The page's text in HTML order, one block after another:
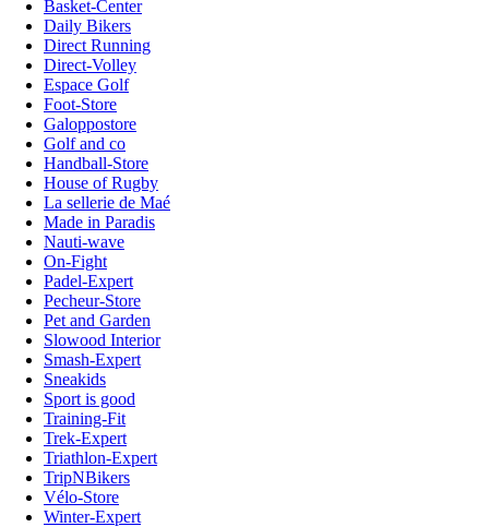
Basket-Center
Daily Bikers
Direct Running
Direct-Volley
Espace Golf
Foot-Store
Galoppostore
Golf and co
Handball-Store
House of Rugby
La sellerie de Maé
Made in Paradis
Nauti-wave
On-Fight
Padel-Expert
Pecheur-Store
Pet and Garden
Slowood Interior
Smash-Expert
Sneakids
Sport is good
Training-Fit
Trek-Expert
Triathlon-Expert
TripNBikers
Vélo-Store
Winter-Expert